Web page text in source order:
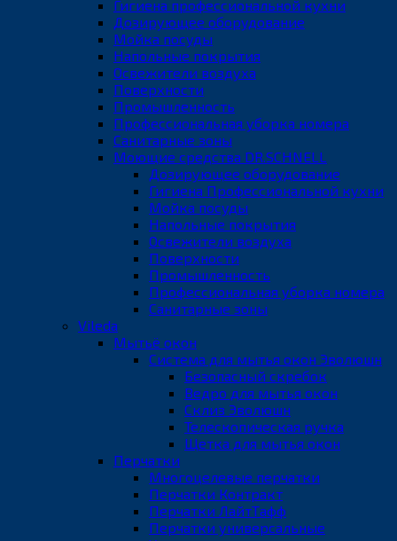
Гигиена профессиональной кухни
Дозирующее оборудование
Мойка посуды
Напольные покрытия
Освежители воздуха
Поверхности
Промышленность
Профессиональная уборка номера
Санитарные зоны
Моющие средства DR.SCHNELL
Дозирующее оборудование
Гигиена Профессиональной кухни
Мойка посуды
Напольные покрытия
Освежители воздуха
Поверхности
Промышленность
Профессиональная уборка номера
Санитарные зоны
Vileda
Мытьё окон
Система для мытья окон Эволюшн
Безопасный скребок
Ведро для мытья окон
Склиз Эволюшн
Телескопическая ручка
Щетка для мытья окон
Перчатки
Многоцелевые перчатки
Перчатки Контракт
Перчатки ЛайтТафф
Перчатки универсальные